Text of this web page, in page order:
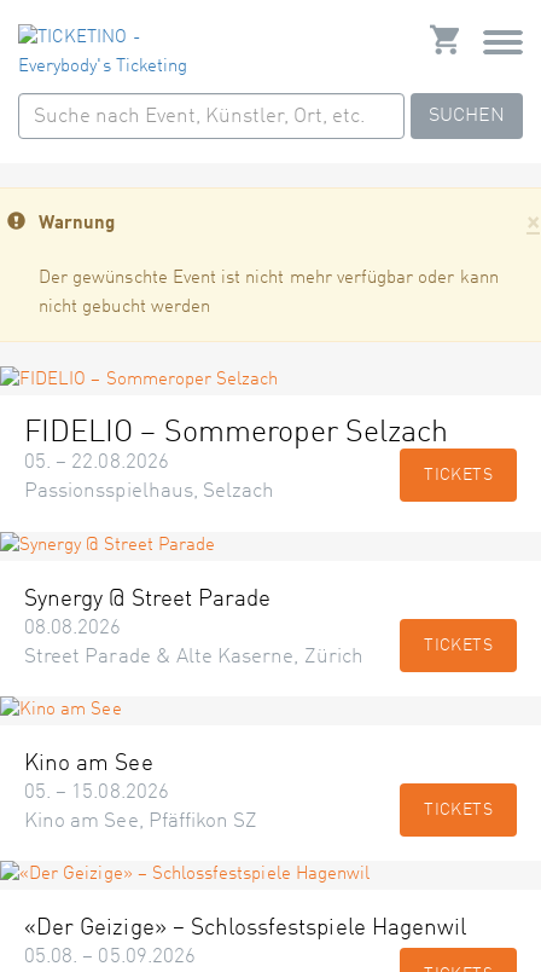
SUCHEN
×
Warnung
Der gewünschte Event ist nicht mehr verfügbar oder kann
nicht gebucht werden
FIDELIO – Sommeroper Selzach
05. – 22.08.2026
Passionsspielhaus, Selzach
TICKETS
Synergy @ Street Parade
08.08.2026
Street Parade & Alte Kaserne, Zürich
TICKETS
Kino am See
05. – 15.08.2026
Kino am See, Pfäffikon SZ
TICKETS
«Der Geizige» – Schlossfestspiele Hagenwil
05.08. – 05.09.2026